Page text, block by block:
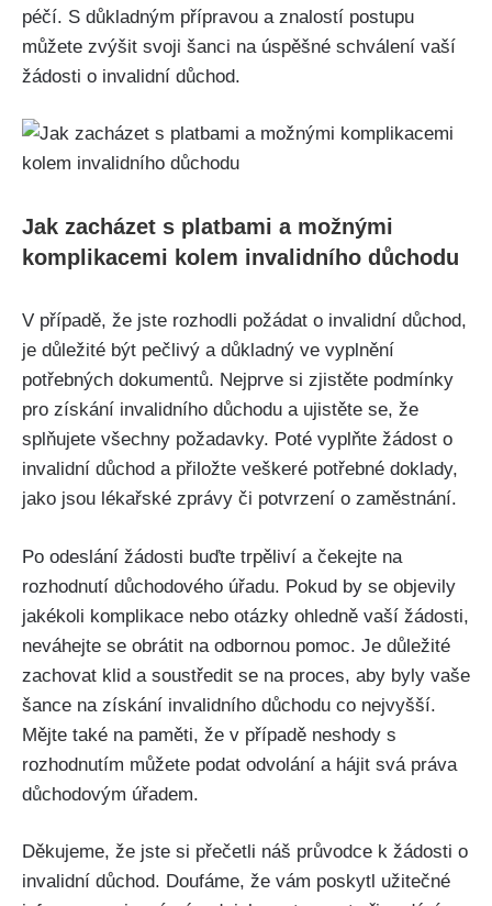
péčí. S důkladným přípravou a znalostí postupu
můžete zvýšit svoji šanci na úspěšné schválení vaší
žádosti o invalidní důchod.
Jak zacházet s platbami a možnými
komplikacemi kolem invalidního důchodu
V případě, že jste rozhodli požádat o invalidní důchod,
je důležité být pečlivý a důkladný ve vyplnění
potřebných dokumentů. Nejprve si zjistěte podmínky
pro získání invalidního důchodu a ujistěte se, že
splňujete všechny požadavky. Poté vyplňte žádost o
invalidní důchod a přiložte veškeré potřebné doklady,
jako jsou lékařské zprávy či potvrzení o zaměstnání.
Po odeslání žádosti buďte trpěliví a čekejte na
rozhodnutí důchodového úřadu. Pokud by se objevily
jakékoli komplikace nebo otázky ohledně vaší žádosti,
neváhejte se obrátit na odbornou pomoc. Je důležité
zachovat klid a soustředit se na proces, aby byly vaše
šance na získání invalidního důchodu co nejvyšší.
Mějte také na paměti, že v případě neshody s
rozhodnutím můžete podat odvolání a hájit svá práva
důchodovým úřadem.
Děkujeme, že jste si přečetli náš průvodce k žádosti o
invalidní důchod. Doufáme, že vám poskytl užitečné